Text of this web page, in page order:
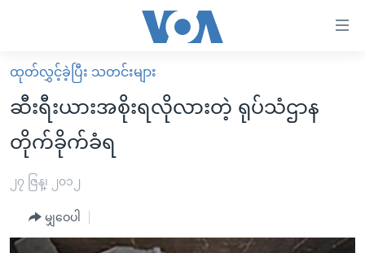
လွယ်ကူ
စေ
သည့်
Link
များ
အကြောင်းအရာ
မူလစာမျက်နှာ
မြန်မာ
ကမ္ဘာ့သတင်းများ
နိုင်ငံတကာ
ဗွီဒီယို
ရပ်ဝန်းတခု လမ်းတခု အလွန်
ထုတ်လွှင့်ခဲ့ပြီး သတင်းများ
ဆီးရီးယားအစိုးရလိုလားတဲ့ ရုပ်သံဌာန
တိုက်ခိုက်ခံရ
၂၇ ဇြန္၊ ၂၀၁၂
မျှဝေပါ